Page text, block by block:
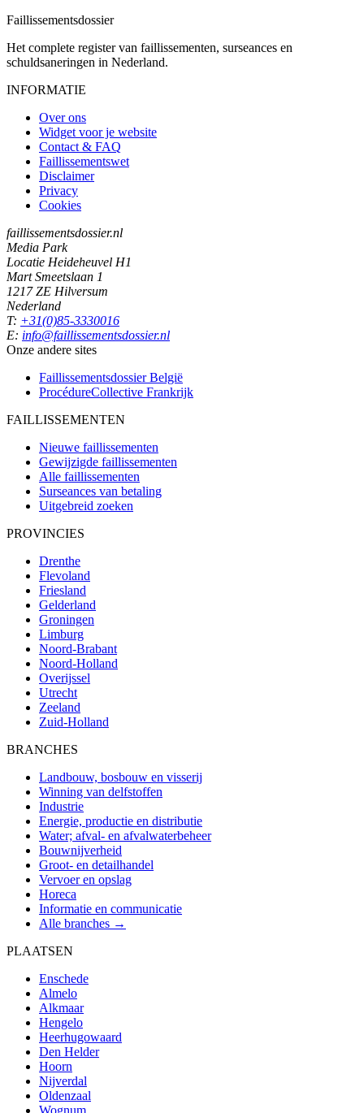
Faillissementsdossier
Het complete register van faillissementen, surseances en
schuldsaneringen in Nederland.
INFORMATIE
Over ons
Widget voor je website
Contact & FAQ
Faillissementswet
Disclaimer
Privacy
Cookies
faillissementsdossier.nl
Media Park
Locatie Heideheuvel H1
Mart Smeetslaan 1
1217 ZE Hilversum
Nederland
T: +31(0)85-3330016
E: info@faillissementsdossier.nl
Onze andere sites
Faillissementsdossier België
ProcédureCollective Frankrijk
FAILLISSEMENTEN
Nieuwe faillissementen
Gewijzigde faillissementen
Alle faillissementen
Surseances van betaling
Uitgebreid zoeken
PROVINCIES
Drenthe
Flevoland
Friesland
Gelderland
Groningen
Limburg
Noord-Brabant
Noord-Holland
Overijssel
Utrecht
Zeeland
Zuid-Holland
BRANCHES
Landbouw, bosbouw en visserij
Winning van delfstoffen
Industrie
Energie, productie en distributie
Water; afval- en afvalwaterbeheer
Bouwnijverheid
Groot- en detailhandel
Vervoer en opslag
Horeca
Informatie en communicatie
Alle branches →
PLAATSEN
Enschede
Almelo
Alkmaar
Hengelo
Heerhugowaard
Den Helder
Hoorn
Nijverdal
Oldenzaal
Wognum